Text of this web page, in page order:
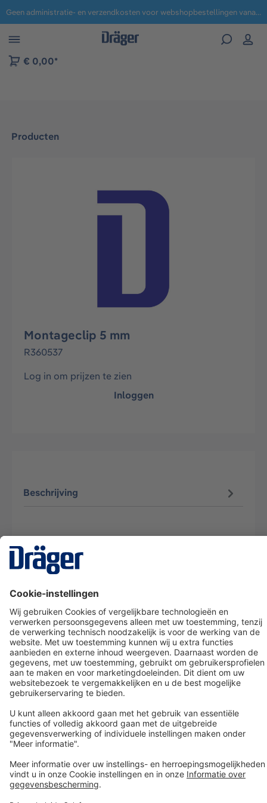
naar navigatie B2B-platform Geen administratie- en verzendkosten voor webshopbestellingen vanaf € 100,-.
€ 0,00*
Producten
Afbeeldingengalerij overslaan
Montageclip 5 mm
R360537
Log in om prijzen te zien
Inloggen
Beschrijving
Dräger klantenservice
Over Dräger
Bestellen in onze webshop
Community